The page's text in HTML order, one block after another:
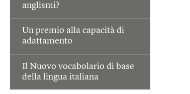
anglismi?
Un premio alla capacità di
adattamento
Il Nuovo vocabolario di base
della lingua italiana